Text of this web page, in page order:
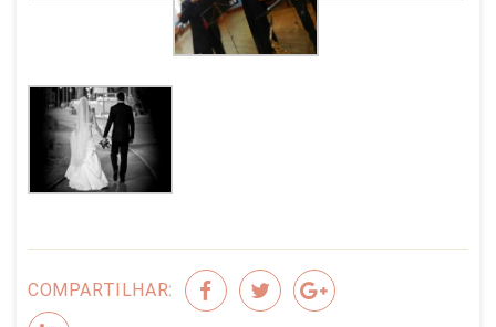
COMPARTILHAR: